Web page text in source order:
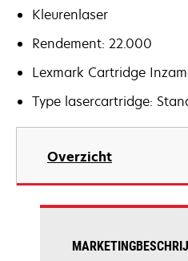
Kleurenlaser
Rendement: 22.000
Lexmark Cartridge
Type lasercartridge:
Overzicht